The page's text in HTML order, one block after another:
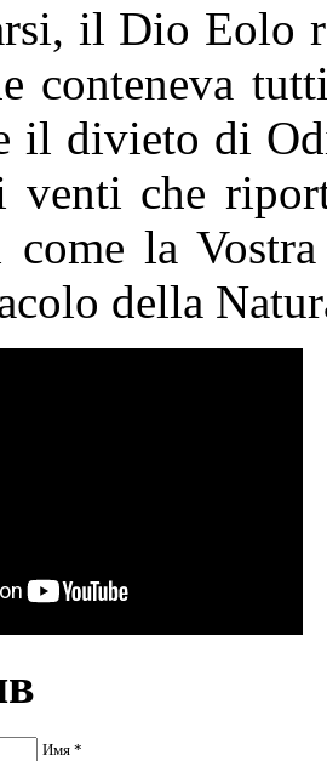
il Dio Eolo
conteneva
il divieto di
venti che
come la
della
Имя *